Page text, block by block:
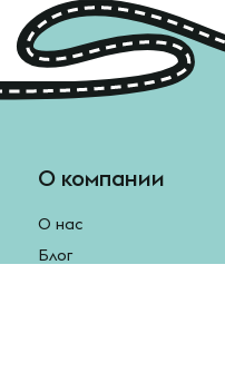
О компании
О нас
Блог